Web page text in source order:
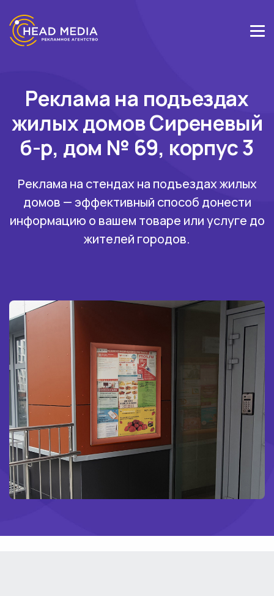
Реклама на подъездах
жилых домов Сиреневый
б-р, дом № 69, корпус 3
Реклама на стендах на подъездах жилых
домов — эффективный способ донести
информацию о вашем товаре или услуге до
жителей городов.